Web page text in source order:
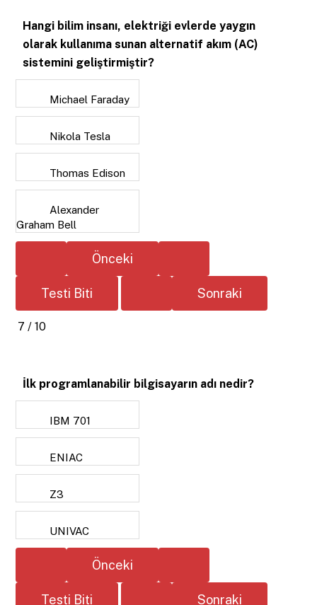
Hangi bilim insanı, elektriği evlerde yaygın
olarak kullanıma sunan alternatif akım (AC)
sistemini geliştirmiştir?
Michael Faraday
Nikola Tesla
Thomas Edison
Alexander
Graham Bell
7 / 10
İlk programlanabilir bilgisayarın adı nedir?
IBM 701
ENIAC
Z3
UNIVAC